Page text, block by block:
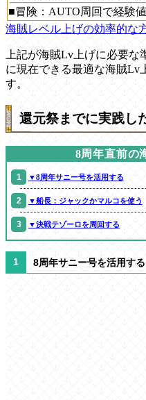
■冒険：AUTO周回で経験
海賊レベル上げの効率的な
上記が海賊Lv上げに必要
に現在できる最適な海賊Lv
す。
還元祭までに実践し
8周年直前の
▼8周年サニー号を活用する
▼船長：ジャックかマルコを使う
▼決戦テゾーロを周回する
8周年サニー号を活用する